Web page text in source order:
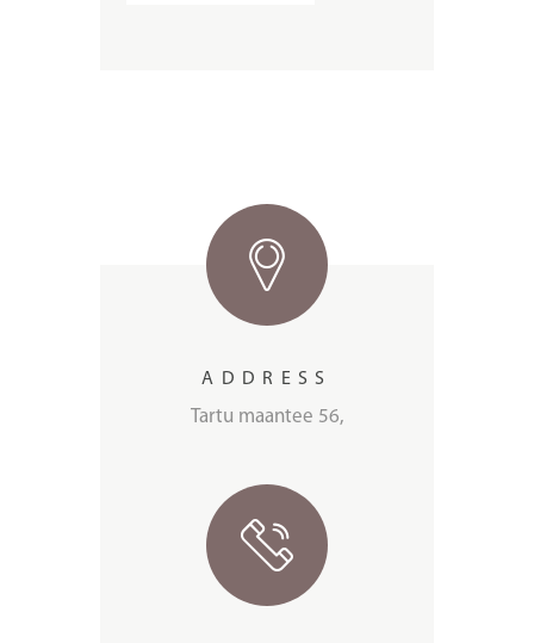
ADDRESS
Tartu maantee 56,